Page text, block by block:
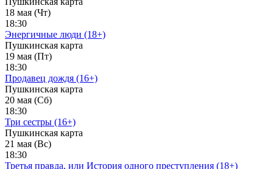
18 мая (Чт)
18:30
Энергичные люди (18+)
Пушкинская карта
19 мая (Пт)
18:30
Продавец дождя (16+)
Пушкинская карта
20 мая (Сб)
18:30
Три сестры (16+)
Пушкинская карта
21 мая (Вс)
18:30
Третья правда, или История одного преступления (18+)